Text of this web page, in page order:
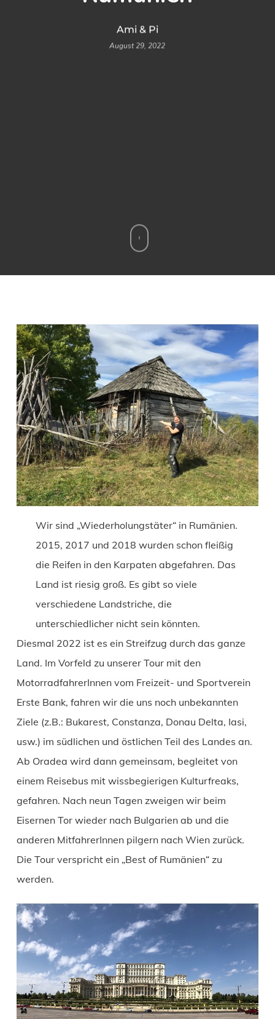
Ami & Pi
August 29, 2022
Wir sind „Wiederholungstäter“ in Rumänien.
2015, 2017 und 2018 wurden schon fleißig
die Reifen in den Karpaten abgefahren. Das
Land ist riesig groß. Es gibt so viele
verschiedene Landstriche, die
unterschiedlicher nicht sein könnten.
Diesmal 2022 ist es ein Streifzug durch das ganze
Land. Im Vorfeld zu unserer Tour mit den
MotorradfahrerInnen vom Freizeit- und Sportverein
Erste Bank, fahren wir die uns noch unbekannten
Ziele (z.B.: Bukarest, Constanza, Donau Delta, Iasi,
usw.) im südlichen und östlichen Teil des Landes an.
Ab Oradea wird dann gemeinsam, begleitet von
einem Reisebus mit wissbegierigen Kulturfreaks,
gefahren. Nach neun Tagen zweigen wir beim
Eisernen Tor wieder nach Bulgarien ab und die
anderen MitfahrerInnen pilgern nach Wien zurück.
Die Tour verspricht ein „Best of Rumänien“ zu
werden.